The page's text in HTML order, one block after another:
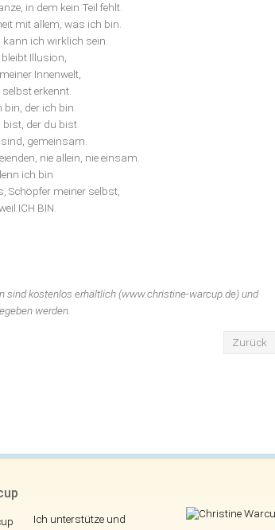
in dem kein Teil fehlt.
mit allem, was ich bin.
ich wirklich sein.
Illusion,
Innenwelt,
erkennt.
bin, der ich bin.
bist, der du bist.
sind, gemeinsam.
nie allein, nie einsam.
ich bin
Schöpfer meiner selbst,
ICH BIN.
kostenlos erhältlich (www.christine-warcup.de) und
werden.
Zurück
Ich unterstütze und